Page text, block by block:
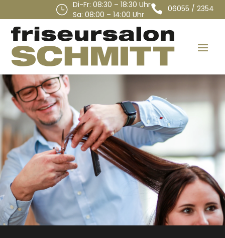
} Di-Fr: 08:30 – 18:30 Uhr
Sa: 08:00 – 14:00 Uhr
 06055 / 2354